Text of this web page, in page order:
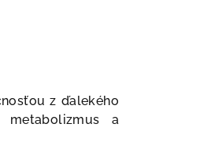
z ďalekého
metabolizmus a